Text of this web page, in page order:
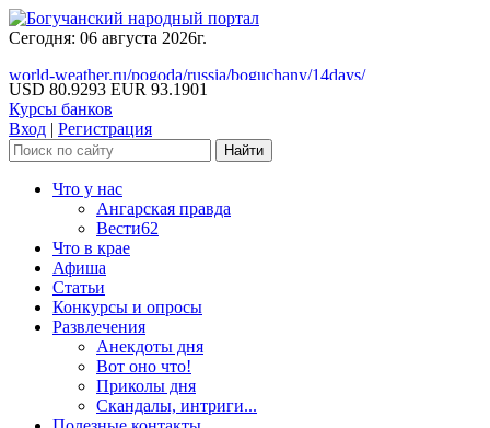
Сегодня: 06 августа 2026г.
world-weather.ru/pogoda/russia/boguchany/14days/
USD 80.9293 EUR 93.1901
Курсы банков
Вход | Регистрация
Что у нас
Ангарская правда
Вести62
Что в крае
Афиша
Статьи
Конкурсы и опросы
Развлечения
Анекдоты дня
Вот оно что!
Приколы дня
Скандалы, интриги...